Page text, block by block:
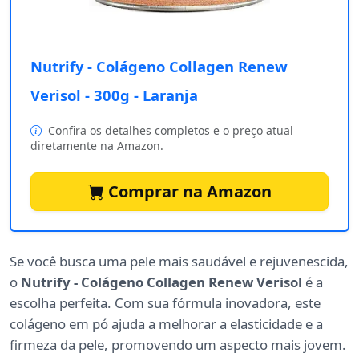
Nutrify - Colágeno Collagen Renew
Verisol - 300g - Laranja
Confira os detalhes completos e o preço atual
diretamente na Amazon.
Comprar na Amazon
Se você busca uma pele mais saudável e rejuvenescida,
o Nutrify - Colágeno Collagen Renew Verisol é a
escolha perfeita. Com sua fórmula inovadora, este
colágeno em pó ajuda a melhorar a elasticidade e a
firmeza da pele, promovendo um aspecto mais jovem.